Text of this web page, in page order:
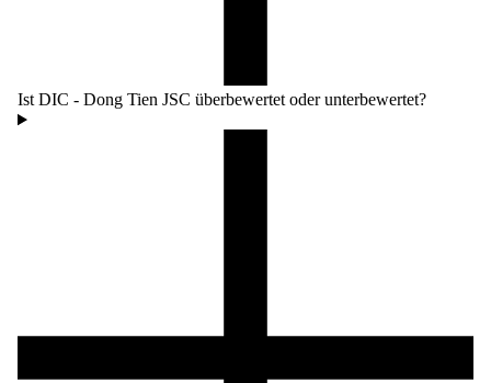
Ist DIC - Dong Tien JSC überbewertet oder unterbewertet?